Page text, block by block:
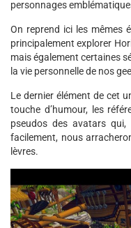
personnages
On reprend ici les mêmes
principalement explorer
mais également certaines
la vie personnelle de nos
Le dernier élément de cet
touche d’humour, les
pseudos des avatars
facilement, nous
lèvres.